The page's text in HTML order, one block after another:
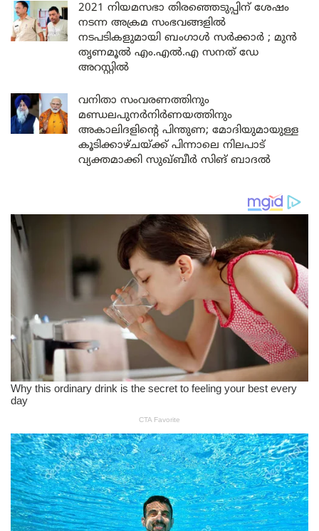
2021 നിയമസഭാ തിരഞ്ഞെടുപ്പിന് ശേഷം
നടന്ന അക്രമ സംഭവങ്ങളിൽ
നടപടികളുമായി ബംഗാൾ സർക്കാർ ; മുൻ
തൃണമൂൽ എം.എൽ.എ സനത് ഡേ
അറസ്റ്റിൽ
വനിതാ സംവരണത്തിനും
മണ്ഡലപുനർനിർണയത്തിനും
അകാലിദളിന്റെ പിന്തുണ; മോദിയുമായുള്ള
കൂടിക്കാഴ്ചയ്ക്ക് പിന്നാലെ നിലപാട്
വ്യക്തമാക്കി സുഖ്ബീർ സിങ് ബാദൽ